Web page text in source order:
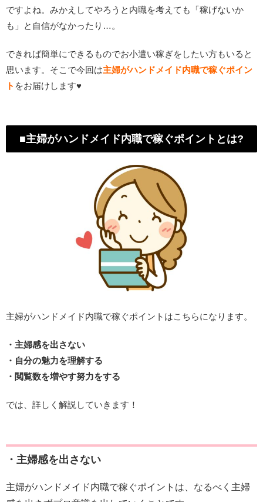
ですよね。みかえしてやろうと内職を考えても「稼げないか
も」と自信がなかったり…。
できれば簡単にできるものでお小遣い稼ぎをしたい方もいると
思います。そこで今回は主婦がハンドメイド内職で稼ぐポイン
ト をお届けします♥
■主婦がハンドメイド内職で稼ぐポイントとは?
主婦がハンドメイド内職で稼ぐポイントはこちらになります。
・主婦感を出さない
・自分の魅力を理解する
・閲覧数を増やす努力をする
では、詳しく解説していきます！
・主婦感を出さない
主婦がハンドメイド内職で稼ぐポイントは、なるべく主婦